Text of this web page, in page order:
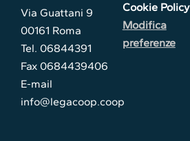
Via Guattani 9
00161 Roma
Tel. 06844391
Fax 0684439406
E-mail
info@legacoop.coop
Cookie Policy
Modifica
preferenze